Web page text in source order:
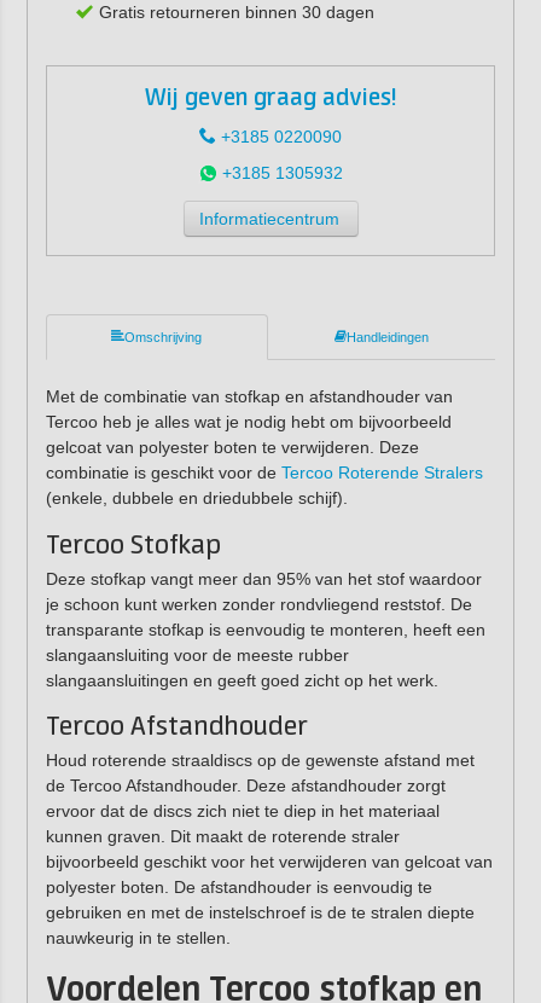
Gratis retourneren binnen 30 dagen
Wij geven graag advies!
+3185 0220090
+3185 1305932
Informatiecentrum
Omschrijving Handleidingen
Met de combinatie van stofkap en afstandhouder van
Tercoo heb je alles wat je nodig hebt om bijvoorbeeld
gelcoat van polyester boten te verwijderen. Deze
combinatie is geschikt voor de Tercoo Roterende Stralers
(enkele, dubbele en driedubbele schijf).
Tercoo Stofkap
Deze stofkap vangt meer dan 95% van het stof waardoor
je schoon kunt werken zonder rondvliegend reststof. De
transparante stofkap is eenvoudig te monteren, heeft een
slangaansluiting voor de meeste rubber
slangaansluitingen en geeft goed zicht op het werk.
Tercoo Afstandhouder
Houd roterende straaldiscs op de gewenste afstand met
de Tercoo Afstandhouder. Deze afstandhouder zorgt
ervoor dat de discs zich niet te diep in het materiaal
kunnen graven. Dit maakt de roterende straler
bijvoorbeeld geschikt voor het verwijderen van gelcoat van
polyester boten. De afstandhouder is eenvoudig te
gebruiken en met de instelschroef is de te stralen diepte
nauwkeurig in te stellen.
Voordelen Tercoo stofkap en